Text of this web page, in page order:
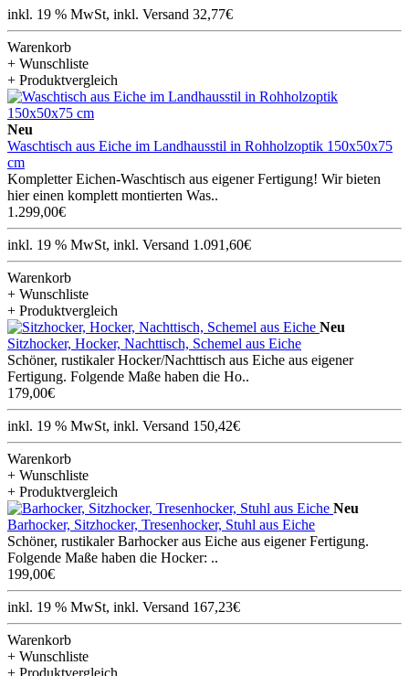
inkl. 19 % MwSt, inkl. Versand 32,77€
Warenkorb
+ Wunschliste
+ Produktvergleich
Neu
Waschtisch aus Eiche im Landhausstil in Rohholzoptik 150x50x75
cm
Kompletter Eichen-Waschtisch aus eigener Fertigung! Wir bieten
hier einen komplett montierten Was..
1.299,00€
inkl. 19 % MwSt, inkl. Versand 1.091,60€
Warenkorb
+ Wunschliste
+ Produktvergleich
Neu
Sitzhocker, Hocker, Nachttisch, Schemel aus Eiche
Schöner, rustikaler Hocker/Nachttisch aus Eiche aus eigener
Fertigung. Folgende Maße haben die Ho..
179,00€
inkl. 19 % MwSt, inkl. Versand 150,42€
Warenkorb
+ Wunschliste
+ Produktvergleich
Neu
Barhocker, Sitzhocker, Tresenhocker, Stuhl aus Eiche
Schöner, rustikaler Barhocker aus Eiche aus eigener Fertigung.
Folgende Maße haben die Hocker: ..
199,00€
inkl. 19 % MwSt, inkl. Versand 167,23€
Warenkorb
+ Wunschliste
+ Produktvergleich